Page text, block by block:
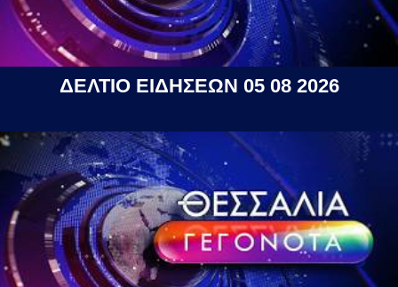
ΔΕΛΤΙΟ ΕΙΔΗΣΕΩΝ 05 08 2026